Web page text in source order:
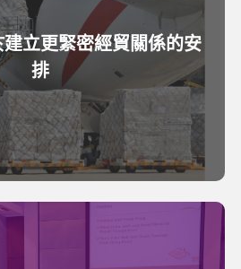
立更緊密經貿關係的安
排